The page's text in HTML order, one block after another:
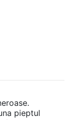
pieptul